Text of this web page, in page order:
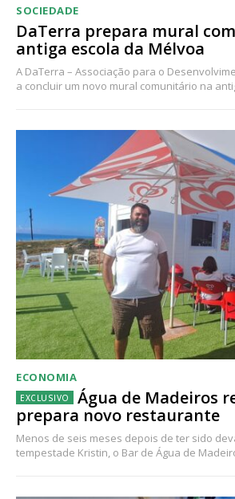
SOCIEDADE
DaTerra prepara mural
antiga escola da Mélvoa
A DaTerra – Associação para o
a concluir um novo mural comunitário na
ECONOMIA
Água de Madeiros
prepara novo restaurante
Menos de seis meses depois de ter sido
tempestade Kristin, o Bar de Água de